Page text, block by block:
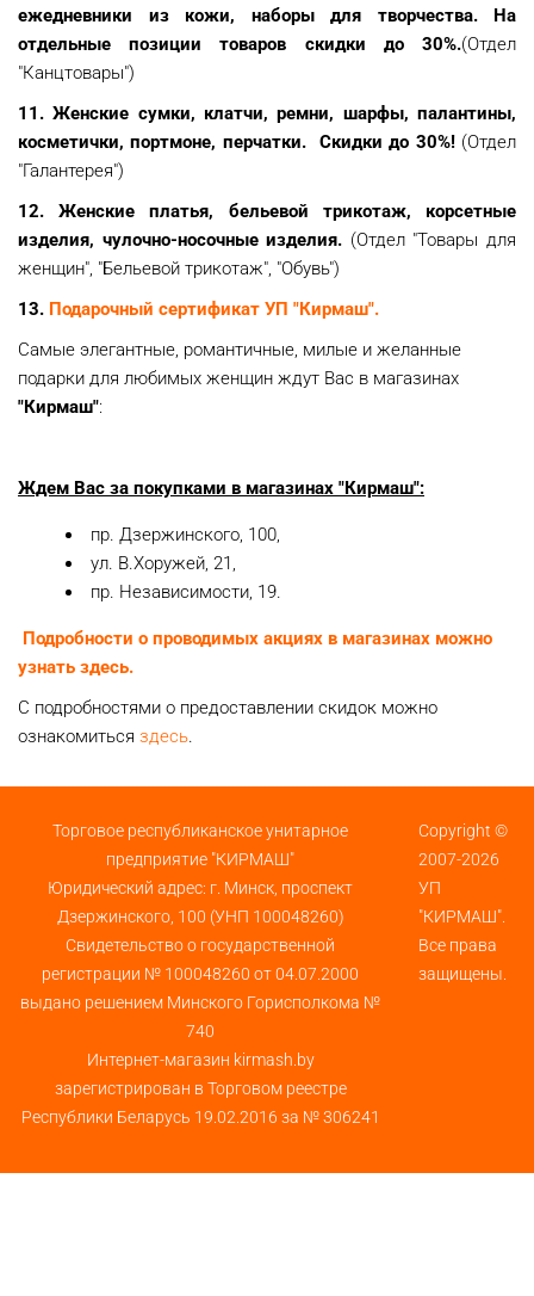
ежедневники из кожи, наборы для творчества.
На
отдельные позиции товаров скидки до 30%.(Отдел
"Канцтовары")
11. Женские сумки, клатчи, ремни, шарфы, палантины,
косметички, портмоне, перчатки. Скидки до 30%!(Отдел
"Галантерея")
12. Женские платья, бельевой трикотаж, корсетные
изделия, чулочно-носочные изделия. (Отдел "Товары для
женщин", "Бельевой трикотаж", "Обувь")
13. Подарочный сертификат УП "Кирмаш".
Самые элегантные, романтичные, милые и желанные
подарки для любимых женщин ждут Вас в магазинах
"Кирмаш":
Ждем Вас за покупками в магазинах "Кирмаш":
пр. Дзержинского, 100,
ул. В.Хоружей, 21,
пр. Независимости, 19.
Подробности о проводимых акциях в магазинах можно
узнать здесь.
С подробностями о предоставлении скидок можно
ознакомиться здесь.
Торговое республиканское унитарное
предприятие "КИРМАШ"
Юридический адрес: г. Минск, проспект
Дзержинского, 100 (УНП 100048260)
Свидетельство о государственной
регистрации № 100048260 от 04.07.2000
выдано решением Минского Горисполкома №
740
Интернет-магазин kirmash.by
зарегистрирован в Торговом реестре
Республики Беларусь 19.02.2016 за № 306241
Copyright ©
2007-2026
УП
"КИРМАШ".
Все права
защищены.